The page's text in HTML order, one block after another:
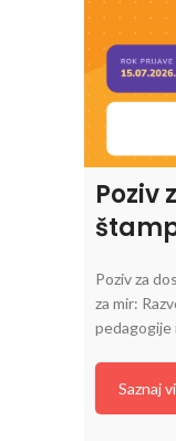
Poziv
Poziv za
za mir:
pedagogije
Saznaj